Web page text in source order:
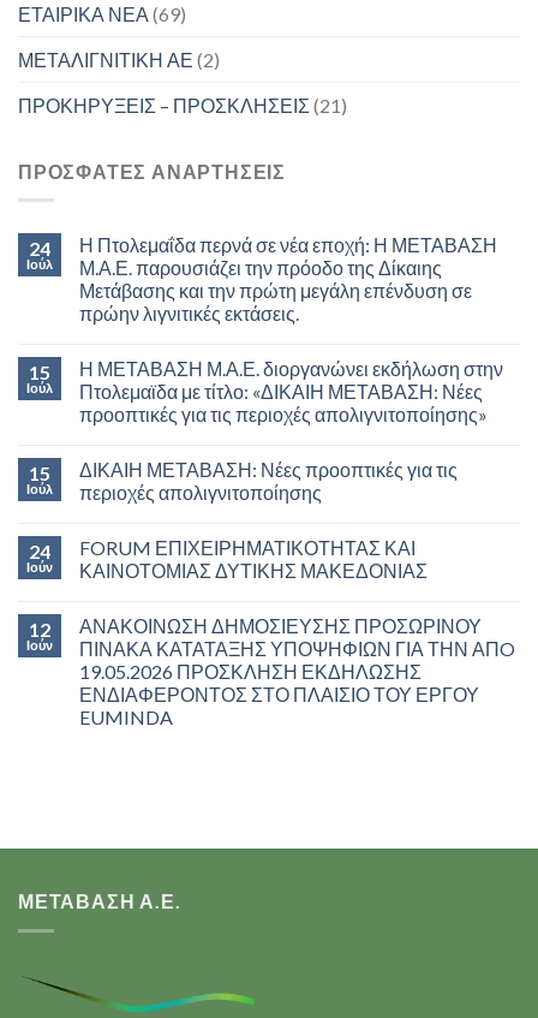
ΕΤΑΙΡΙΚΑ ΝΕΑ (69)
ΜΕΤΑΛΙΓΝΙΤΙΚΗ ΑΕ (2)
ΠΡΟΚΗΡΥΞΕΙΣ – ΠΡΟΣΚΛΗΣΕΙΣ (21)
ΠΡΟΣΦΑΤΕΣ ΑΝΑΡΤΗΣΕΙΣ
24
Ιούλ
Η Πτολεμαΐδα περνά σε νέα εποχή: Η ΜΕΤΑΒΑΣΗ
Μ.Α.Ε. παρουσιάζει την πρόοδο της Δίκαιης
Μετάβασης και την πρώτη μεγάλη επένδυση σε
πρώην λιγνιτικές εκτάσεις.
15
Ιούλ
Η ΜΕΤΑΒΑΣΗ Μ.Α.Ε. διοργανώνει εκδήλωση στην
Πτολεμαϊδα με τίτλο: «ΔΙΚΑΙΗ ΜΕΤΑΒΑΣΗ: Νέες
προοπτικές για τις περιοχές απολιγνιτοποίησης»
15
Ιούλ
ΔΙΚΑΙΗ ΜΕΤΑΒΑΣΗ: Νέες προοπτικές για τις
περιοχές απολιγνιτοποίησης
24
Ιούν
FORUM ΕΠΙΧΕΙΡΗΜΑΤΙΚΟΤΗΤΑΣ ΚΑΙ
ΚΑΙΝΟΤΟΜΙΑΣ ΔΥΤΙΚΗΣ ΜΑΚΕΔΟΝΙΑΣ
12
Ιούν
ΑΝΑΚΟΙΝΩΣΗ ΔΗΜΟΣΙΕΥΣΗΣ ΠΡΟΣΩΡΙΝΟΥ
ΠΙΝΑΚΑ ΚΑΤΑΤΑΞΗΣ ΥΠΟΨΗΦΙΩΝ ΓΙΑ ΤΗΝ ΑΠO
19.05.2026 ΠΡΟΣΚΛΗΣΗ ΕΚΔΗΛΩΣΗΣ
ΕΝΔΙΑΦΕΡΟΝΤΟΣ ΣΤΟ ΠΛΑΙΣΙΟ ΤΟΥ ΕΡΓΟΥ
EUMINDA
ΜΕΤΑΒΑΣΗ Α.Ε.